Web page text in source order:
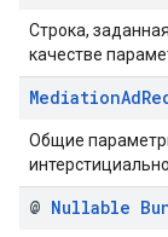
Строка,
качестве
MediationAd
Общие
@ Nullable